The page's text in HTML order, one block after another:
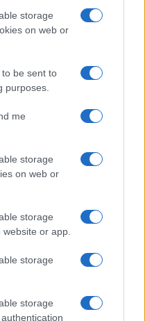
storage
on web or
be sent to
purposes.
me
storage
on web or
storage
or app.
storage
storage